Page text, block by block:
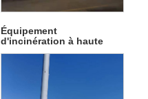
Équipement
d'incinération à haute
température à
combustion directe